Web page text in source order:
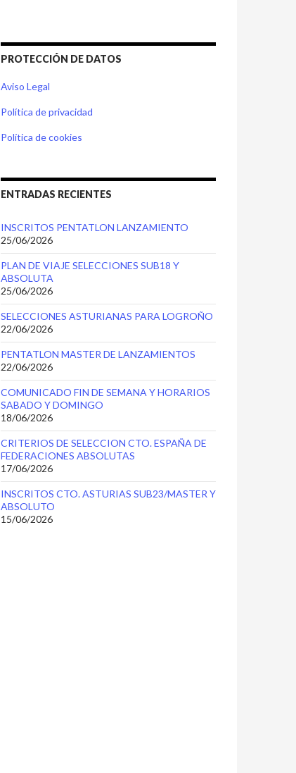
PROTECCIÓN DE DATOS
Aviso Legal
Política de privacidad
Política de cookies
ENTRADAS RECIENTES
INSCRITOS PENTATLON LANZAMIENTO
25/06/2026
PLAN DE VIAJE SELECCIONES SUB18 Y
ABSOLUTA
25/06/2026
SELECCIONES ASTURIANAS PARA LOGROÑO
22/06/2026
PENTATLON MASTER DE LANZAMIENTOS
22/06/2026
COMUNICADO FIN DE SEMANA Y HORARIOS
SABADO Y DOMINGO
18/06/2026
CRITERIOS DE SELECCION CTO. ESPAÑA DE
FEDERACIONES ABSOLUTAS
17/06/2026
INSCRITOS CTO. ASTURIAS SUB23/MASTER Y
ABSOLUTO
15/06/2026